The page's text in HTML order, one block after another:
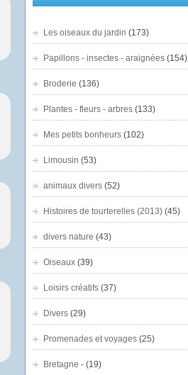
Les oiseaux du jardin (173)
Papillons - insectes - araignées(154)
Broderie (136)
Plantes - fleurs - arbres(133)
Mes petits bonheurs(102)
Limousin (53)
animaux divers(52)
Histoires de tourterelles (2013)(45)
divers nature (43)
Oiseaux(39)
Loisirs créatifs(37)
Divers(29)
Promenades et voyages(25)
Bretagne -(19)